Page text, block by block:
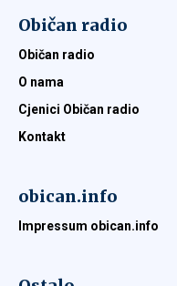
Običan radio
Običan radio
O nama
Cjenici Običan radio
Kontakt
obican.info
Impressum obican.info